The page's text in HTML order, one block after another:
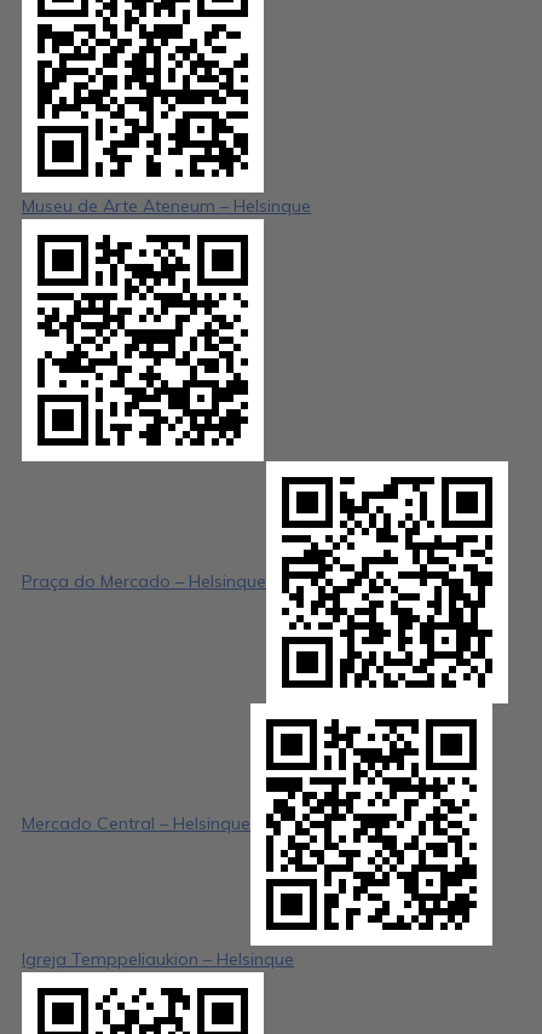
Museu de Arte Ateneum – Helsinque
Praça do Mercado – Helsinque
Mercado Central – Helsinque
Igreja Temppeliaukion – Helsinque